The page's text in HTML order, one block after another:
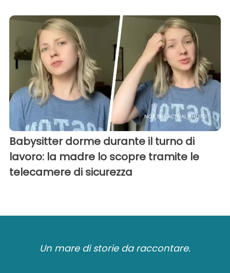
Babysitter dorme durante il turno di
lavoro: la madre lo scopre tramite le
telecamere di sicurezza
Un mare di storie da raccontare.